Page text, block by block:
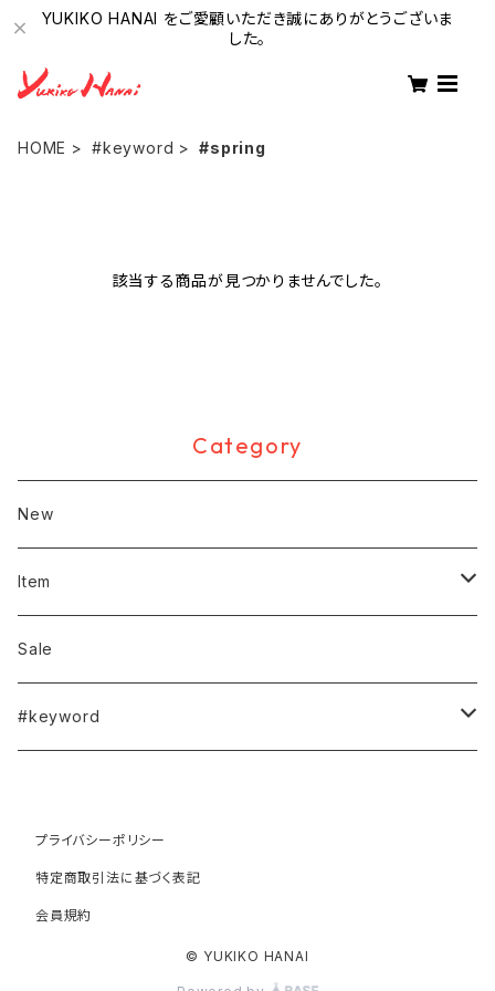
YUKIKO HANAI をご愛顧いただき誠にありがとうございま
した。
HOME #keyword #spring
該当する商品が見つかりませんでした。
Category
New
Item
outer（coat/blouson...）
jacket
blouse
cardigan
Sale
#keyword
#summer
#autumn
プライバシーポリシー
特定商取引法に基づく表記
会員規約
© YUKIKO HANAI